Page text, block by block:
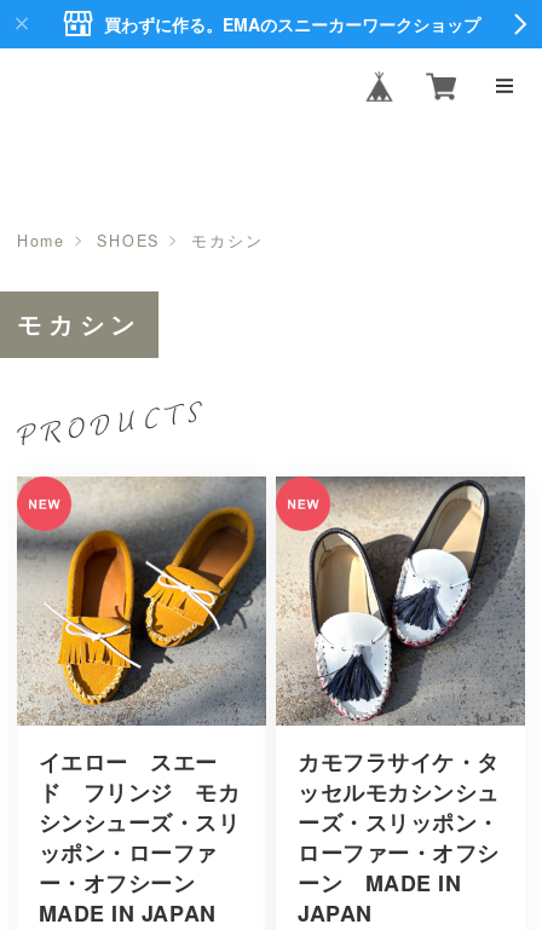
買わずに作る。EMAのスニーカーワークショップ
Home SHOES モカシン
モカシン
イエロー スエー
ド フリンジ モカ
シンシューズ・スリ
ッポン・ローファ
ー・オフシーン
MADE IN JAPAN
カモフラサイケ・タ
ッセルモカシンシュ
ーズ・スリッポン・
ローファー・オフシ
ーン MADE IN
JAPAN